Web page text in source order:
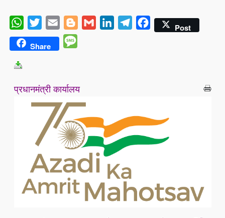
WhatsApp
Twitter Email BloggerGmail LinkedInTelegramFacebookPost
Share
प्रधानमंत्री कार्यालय